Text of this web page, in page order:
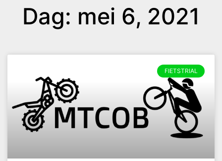
Dag: mei 6, 2021
FIETSTRIAL